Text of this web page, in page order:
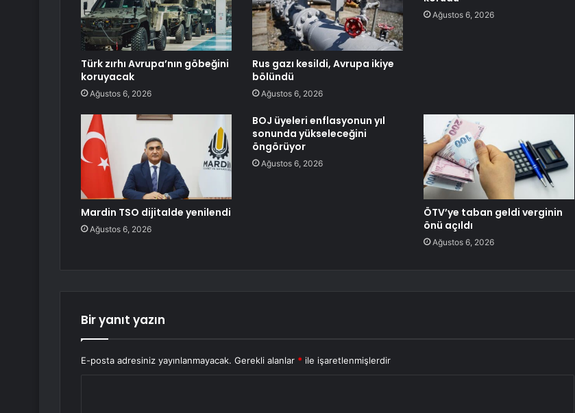
Türk zırhı Avrupa’nın göbeğini
koruyacak
Ağustos 6, 2026
Rus gazı kesildi, Avrupa ikiye
bölündü
Ağustos 6, 2026
Ağustos 6, 2026
Mardin TSO dijitalde yenilendi
Ağustos 6, 2026
BOJ üyeleri enflasyonun yıl
sonunda yükseleceğini
öngörüyor
Ağustos 6, 2026
ÖTV’ye taban geldi verginin
önü açıldı
Ağustos 6, 2026
Bir yanıt yazın
E-posta adresiniz yayınlanmayacak. Gerekli alanlar * ile işaretlenmişlerdir